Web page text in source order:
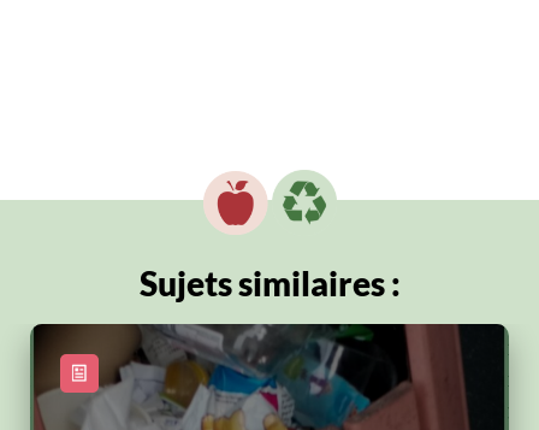
Sujets similaires :